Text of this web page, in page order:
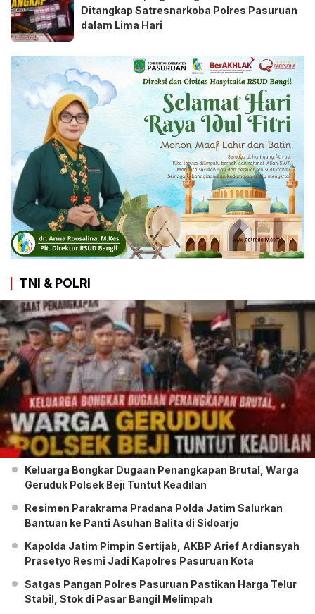
Ditangkap Satresnarkoba Polres Pasuruan
dalam Lima Hari
TNI & POLRI
Keluarga Bongkar Dugaan Penangkapan Brutal, Warga
Geruduk Polsek Beji Tuntut Keadilan
Resimen Parakrama Pradana Polda Jatim Salurkan
Bantuan ke Panti Asuhan Balita di Sidoarjo
Kapolda Jatim Pimpin Sertijab, AKBP Arief Ardiansyah
Prasetyo Resmi Jadi Kapolres Pasuruan Kota
Satgas Pangan Polres Pasuruan Pastikan Harga Telur
Stabil, Stok di Pasar Bangil Melimpah